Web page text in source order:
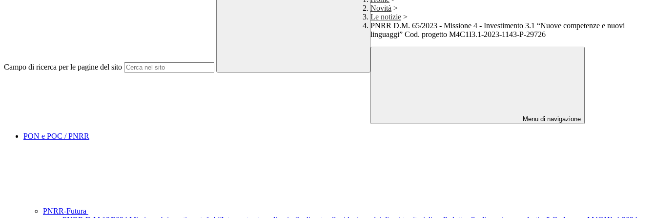
Campo di ricerca per le pagine del sito
Novità >
Le notizie >
PNRR D.M. 65/2023 - Missione 4 - Investimento 3.1 “Nuove competenze e nuovi
linguaggi” Cod. progetto M4C1I3.1-2023-1143-P-29726
Menu di navigazione
PON e POC / PNRR
PNRR-Futura